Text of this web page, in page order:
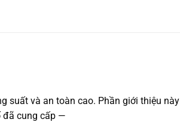
suất và an toàn cao. Phần giới thiệu này
đã cung cấp —